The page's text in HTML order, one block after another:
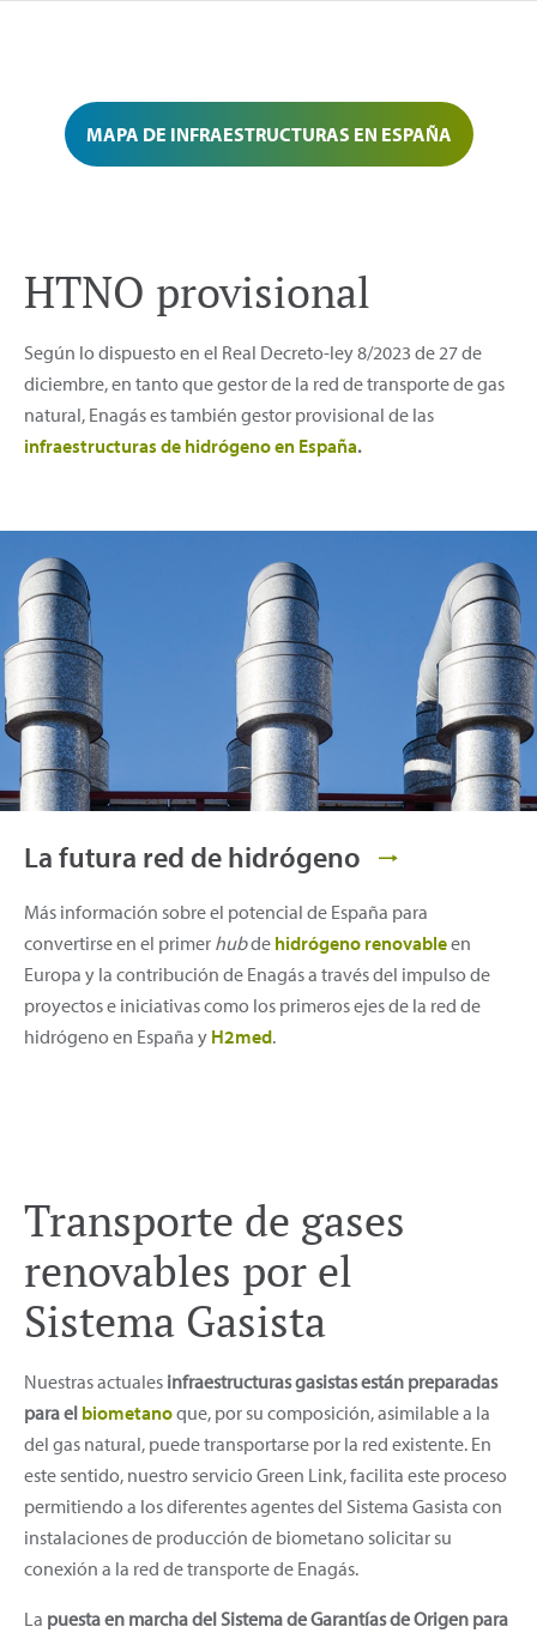
MAPA DE INFRAESTRUCTURAS EN ESPAÑA
HTNO provisional
Según lo dispuesto en el Real Decreto-ley 8/2023 de 27 de
diciembre, en tanto que gestor de la red de transporte de gas
natural, Enagás es también gestor provisional de las
infraestructuras de hidrógeno en España.
La futura red de hidrógeno
Más información sobre el potencial de España para
convertirse en el primer hubde hidrógeno renovableen
Europa y la contribución de Enagás a través del impulso de
proyectos e iniciativas como los primeros ejes de la red de
hidrógeno en España y H2med.
Transporte de gases
renovables por el
Sistema Gasista
Nuestras actuales infraestructuras gasistas están preparadas
para el biometanoque, por su composición, asimilable a la
del gas natural, puede transportarse por la red existente. En
este sentido, nuestro servicio Green Link, facilita este proceso
permitiendo a los diferentes agentes del Sistema Gasista con
instalaciones de producción de biometano solicitar su
conexión a la red de transporte de Enagás.
La puesta en marcha delSistema de Garantías de Origen para